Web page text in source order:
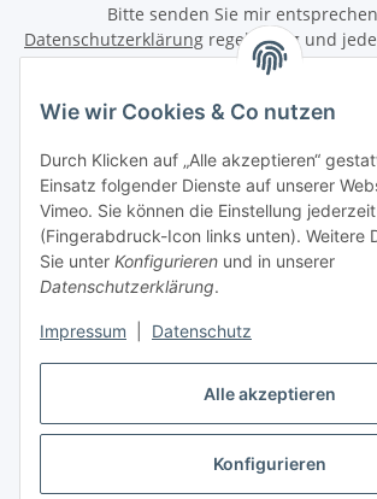
Alle akzeptieren
Konfigurieren
Wie wir Cookies & Co nutzen
Durch Klicken auf „Alle akzeptieren“
Einsatz folgender Dienste auf unserer
Vimeo. Sie können die Einstellung
(Fingerabdruck-Icon links unten). Weitere
Sie unter Konfigurieren und in unserer
Datenschutzerklärung.
Impressum Datenschutz
Bitte senden Sie mir
Datenschutzerklärung regelmäßig und
Informationen zu Ihrem
Newsletter Abonnieren
Informationen
Gesetzliche Informationen
Vertrag widerrufen